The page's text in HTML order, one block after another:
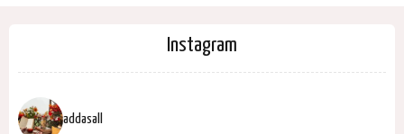
Instagram
addasall